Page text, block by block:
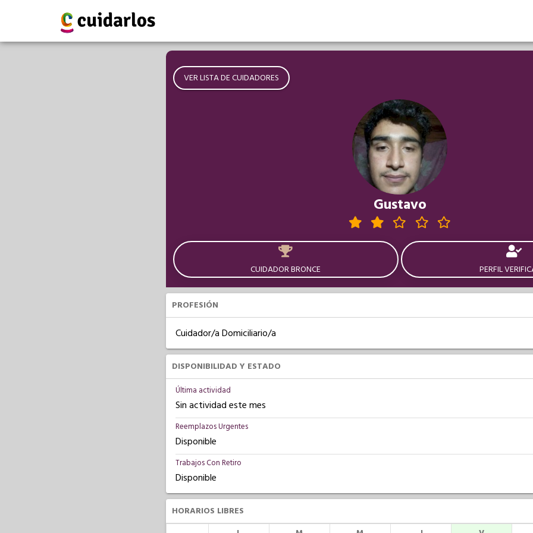
VER LISTA DE CUIDADORES
Gustavo
CUIDADOR BRONCE PERFIL
PROFESIÓN
Cuidador/a Domiciliario/a
DISPONIBILIDAD Y ESTADO
Última actividad
Sin actividad este mes
Reemplazos Urgentes
Disponible
Trabajos Con Retiro
Disponible
HORARIOS LIBRES